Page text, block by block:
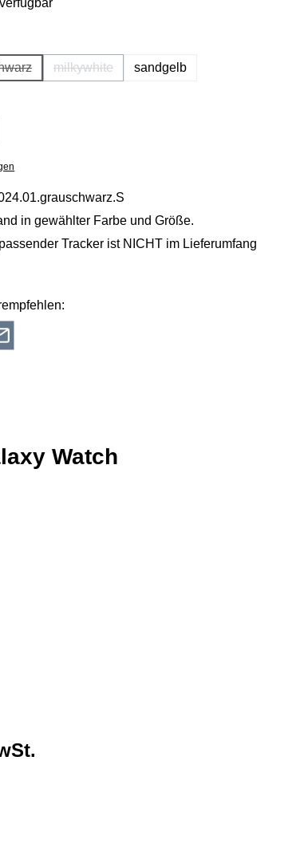
Option ist zurzeit nicht verfügbar.)
milkywhite
(Diese Option ist zurzeit nicht verfügbar.)
sandgelb
nicht verfügbar.)
in gewählter Farbe und Größe.
Tracker ist NICHT im Lieferumfang
Watch